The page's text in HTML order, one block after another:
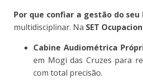
Por que confiar a gestão do seu
multidisciplinar. Na SET
Cabine Audiométrica
em Mogi das Cruzes para
com total precisão.